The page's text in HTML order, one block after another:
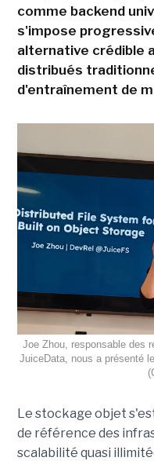
comme backend
s'impose
alternative crédible
distribués
d'entraînement de
Joe Zhou, responsable des
JuiceData, nous a présenté
Le stockage objet
de référence des
scalabilité quasi